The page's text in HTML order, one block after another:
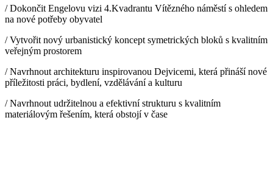
/ Dokončit Engelovu vizi 4.Kvadrantu Vítězného náměstí s ohledem
na nové potřeby obyvatel
/ Vytvořit nový urbanistický koncept symetrických bloků s kvalitním
veřejným prostorem
/ Navrhnout architekturu inspirovanou Dejvicemi, která přináší nové
příležitosti práci, bydlení, vzdělávání a kulturu
/ Navrhnout udržitelnou a efektivní strukturu s kvalitním
materiálovým řešením, která obstojí v čase